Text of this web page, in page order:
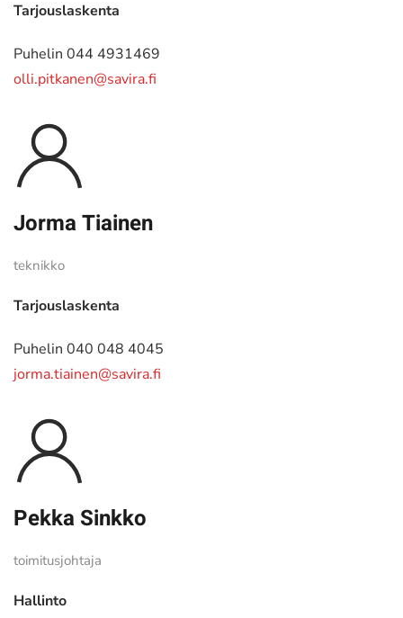
Tarjouslaskenta
Puhelin 044 4931469
olli.pitkanen@savira.fi
Jorma Tiainen
teknikko
Tarjouslaskenta
Puhelin 040 048 4045
jorma.tiainen@savira.fi
Pekka Sinkko
toimitusjohtaja
Hallinto